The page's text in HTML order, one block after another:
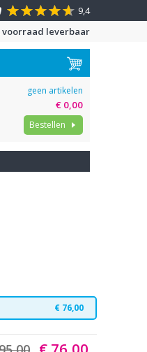
9,4
voorraad leverbaar
geen artikelen
€ 0,00
Bestellen
€ 76,00